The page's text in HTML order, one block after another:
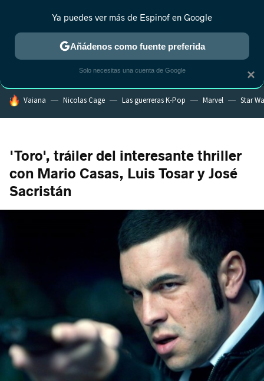
MENÚ NUEVO
ESTRENOS REALITY ANIME RANKINGS CINE
HOY SE HABLA DE
Vaiana Nicolas Cage Las guerreras K-Pop Marvel Star
'Toro', tráiler del interesante thriller
con Mario Casas, Luis Tosar y José
Sacristán
×
Ya puedes ver más de Espinof en Google
Añádenos como fuente preferida
Solo necesitas una cuenta de Google